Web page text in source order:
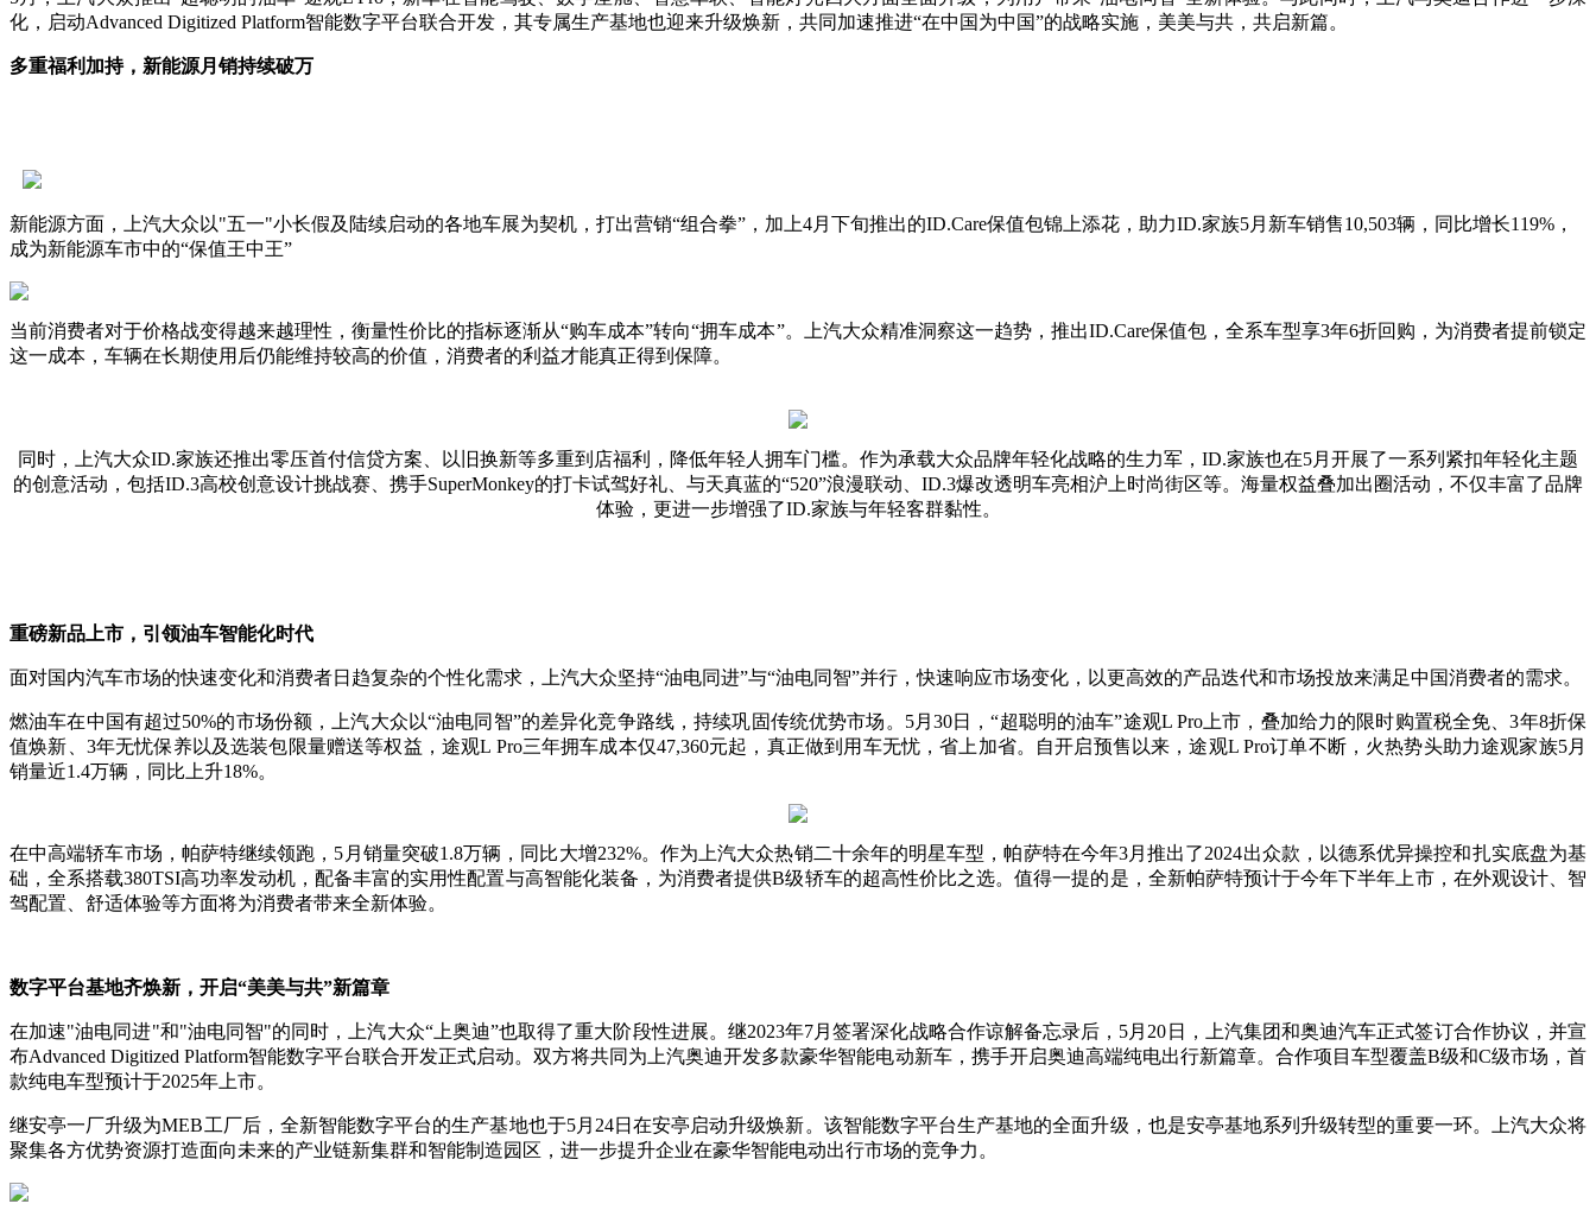
化，启动Advanced Digitized Platform智能数字平台联合开发，其专属生产基地也迎来升级焕新，共同加速推进“在中国为中国”的战略实施，美美与共，共启新篇。
多重福利加持，新能源月销持续破万
新能源方面，上汽大众以"五一"小长假及陆续启动的各地车展为契机，打出营销“组合拳”，加上4月下旬推出的ID.Care保值包锦上添花，助力ID.家族5月新车销售10,503辆，同比增长119%，
成为新能源车市中的“保值王中王”
当前消费者对于价格战变得越来越理性，衡量性价比的指标逐渐从“购车成本”转向“拥车成本”。上汽大众精准洞察这一趋势，推出ID.Care保值包，全系车型享3年6折回购，为消费者提前锁定
这一成本，车辆在长期使用后仍能维持较高的价值，消费者的利益才能真正得到保障。
同时，上汽大众ID.家族还推出零压首付信贷方案、以旧换新等多重到店福利，降低年轻人拥车门槛。作为承载大众品牌年轻化战略的生力军，ID.家族也在5月开展了一系列紧扣年轻化主题
的创意活动，包括ID.3高校创意设计挑战赛、携手SuperMonkey的打卡试驾好礼、与天真蓝的“520”浪漫联动、ID.3爆改透明车亮相沪上时尚街区等。海量权益叠加出圈活动，不仅丰富了品牌
体验，更进一步增强了ID.家族与年轻客群黏性。
重磅新品上市，引领油车智能化时代
面对国内汽车市场的快速变化和消费者日趋复杂的个性化需求，上汽大众坚持“油电同进”与“油电同智”并行，快速响应市场变化，以更高效的产品迭代和市场投放来满足中国消费者的需求。
燃油车在中国有超过50%的市场份额，上汽大众以“油电同智”的差异化竞争路线，持续巩固传统优势市场。5月30日，“超聪明的油车”途观L Pro上市，叠加给力的限时购置税全免、3年8折保
值焕新、3年无忧保养以及选装包限量赠送等权益，途观L Pro三年拥车成本仅47,360元起，真正做到用车无忧，省上加省。自开启预售以来，途观L Pro订单不断，火热势头助力途观家族5月
销量近1.4万辆，同比上升18%。
在中高端轿车市场，帕萨特继续领跑，5月销量突破1.8万辆，同比大增232%。作为上汽大众热销二十余年的明星车型，帕萨特在今年3月推出了2024出众款，以德系优异操控和扎实底盘为基
础，全系搭载380TSI高功率发动机，配备丰富的实用性配置与高智能化装备，为消费者提供B级轿车的超高性价比之选。值得一提的是，全新帕萨特预计于今年下半年上市，在外观设计、智
驾配置、舒适体验等方面将为消费者带来全新体验。
数字平台基地齐焕新，开启“美美与共”新篇章
在加速"油电同进"和"油电同智"的同时，上汽大众“上奥迪”也取得了重大阶段性进展。继2023年7月签署深化战略合作谅解备忘录后，5月20日，上汽集团和奥迪汽车正式签订合作协议，并宣
布Advanced Digitized Platform智能数字平台联合开发正式启动。双方将共同为上汽奥迪开发多款豪华智能电动新车，携手开启奥迪高端纯电出行新篇章。合作项目车型覆盖B级和C级市场，首
款纯电车型预计于2025年上市。
继安亭一厂升级为MEB工厂后，全新智能数字平台的生产基地也于5月24日在安亭启动升级焕新。该智能数字平台生产基地的全面升级，也是安亭基地系列升级转型的重要一环。上汽大众将
聚集各方优势资源打造面向未来的产业链新集群和智能制造园区，进一步提升企业在豪华智能电动出行市场的竞争力。